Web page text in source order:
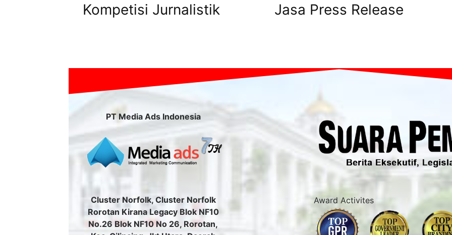
Kompetisi Jurnalistik Jasa Press Release
PT Media Ads Indonesia
Cluster Norfolk, Cluster Norfolk
Rorotan Kirana Legacy Blok NF10
No.26 Blok NF10 No 26, Rorotan,
Award Activites